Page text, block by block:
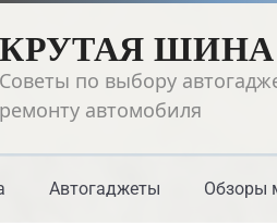
КРУТАЯ ШИНА
Советы по выбору
ремонту автомобиля
Автогаджеты Обзоры